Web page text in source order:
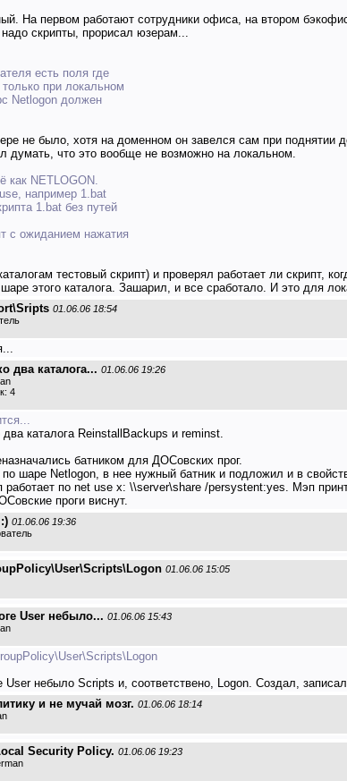
На первом работают сотрудники офиса, на втором
скрипты, прорисал юзерам...
есть поля где
при локальном
Netlogon должен
не было, хотя на доменном он завелся сам при поднятии
думать, что это вообще не возможно на локальном.
как NETLOGON.
например 1.bat
1.bat без путей
с ожиданием нажатия
тестовый скрипт) и проверял работает ли скрипт,
этого каталога. Зашарил, и все сработало. И это для
01.06.06 18:54
два каталога... 01.06.06 19:26
4
каталога ReinstallBackups и reminst.
батником для ДОСовских прог.
шаре Netlogon, в нее нужный батник и подложил и в
по net use x: \\server\share /persystent:yes. Мэп
проги виснут.
01.06.06 19:36
01.06.06 15:05
User небыло... 01.06.06 15:43
небыло Scripts и, соответствено, Logon. Создал,
и не мучай мозг. 01.06.06 18:14
Security Policy. 01.06.06 19:23